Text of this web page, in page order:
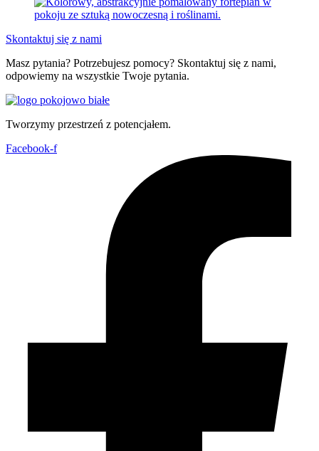
Skontaktuj się z nami
Masz pytania? Potrzebujesz pomocy? Skontaktuj się z nami,
odpowiemy na wszystkie Twoje pytania.
Tworzymy przestrzeń z potencjałem.
Facebook-f